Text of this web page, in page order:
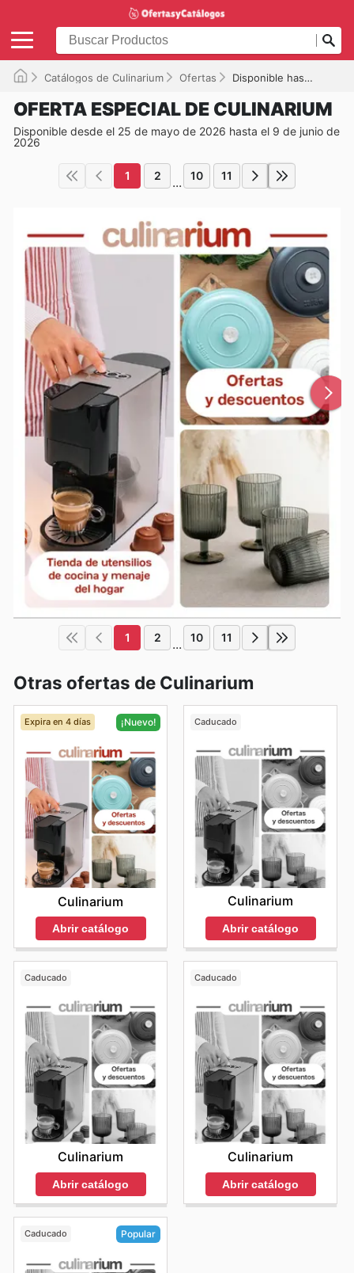
Catálogos de Culinarium Ofertas Disponible hasta el 09/06/2026
OFERTA ESPECIAL DE CULINARIUM
Disponible desde el 25 de mayo de 2026 hasta el 9 de junio de
2026
1 2 ... 10 11
1 2 ... 10 11
Otras ofertas de Culinarium
Expira en 4 días ¡Nuevo!
Culinarium
Abrir catálogo
Caducado
Culinarium
Abrir catálogo
Caducado
Culinarium
Abrir catálogo
Caducado
Culinarium
Abrir catálogo
Caducado Popular